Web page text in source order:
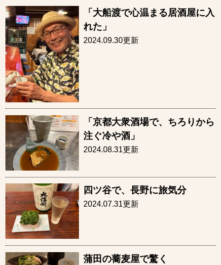
「大船渡で心温まる居酒屋に入
れた」
2024.09.30更新
「京都大衆酒場で、ちろりから
注ぐ冷や酒」
2024.08.31更新
四ツ谷で、長野に旅気分
2024.07.31更新
蒲田の蕎麦屋で驚く